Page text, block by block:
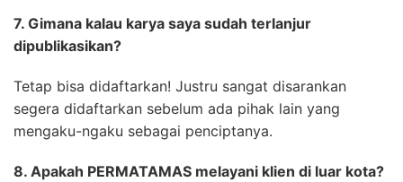
7. Gimana kalau karya saya sudah terlanjur
dipublikasikan?
Tetap bisa didaftarkan! Justru sangat disarankan
segera didaftarkan sebelum ada pihak lain yang
mengaku-ngaku sebagai penciptanya.
8. Apakah PERMATAMAS melayani klien di luar kota?